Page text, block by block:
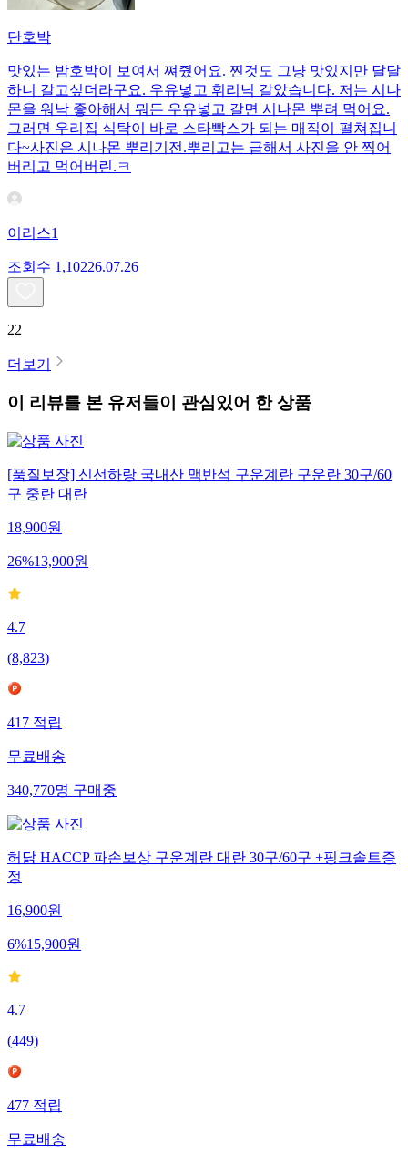
단호박
맛있는 밤호박이 보여서 쪄줬어요. 찐것도 그냥 맛있지만 달달
하니 갈고싶더라구요. 우유넣고 휘리닉 갈았습니다. 저는 시나
몬을 워낙 좋아해서 뭐든 우유넣고 갈면 시나몬 뿌려 먹어요.
그러면 우리집 식탁이 바로 스타빡스가 되는 매직이 펼쳐집니
다~사진은 시나몬 뿌리기전.뿌리고는 급해서 사진을 안 찍어
버리고 먹어버린.ㅋ
이리스1
조회수 1,10226.07.26
22
더보기
이 리뷰를 본 유저들이 관심있어 한 상품
[품질보장] 신선하랑 국내산 맥반석 구운계란 구운란 30구/60
구 중란 대란
18,900원
26%13,900원
4.7
(8,823)
417 적립
무료배송
340,770명 구매중
허닭 HACCP 파손보상 구운계란 대란 30구/60구 +핑크솔트증
정
16,900원
6%15,900원
4.7
(449)
477 적립
무료배송